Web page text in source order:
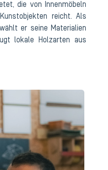
die von Innenmöbeln
reicht. Als
er seine Materialien
lokale Holzarten aus